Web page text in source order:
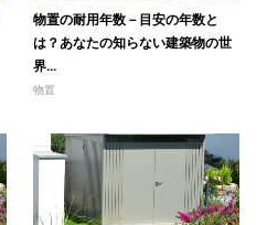
物置の耐用年数－目安の年数と
は？あなたの知らない建築物の世
界...
物置